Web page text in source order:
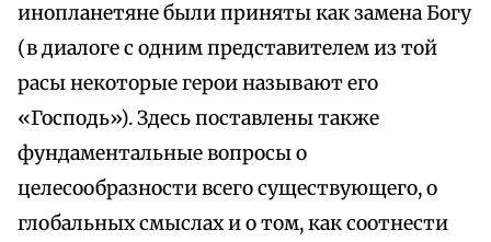
инопланетяне были приняты как замена Богу
(в диалоге с одним представителем из той
расы некоторые герои называют его
«Господь»). Здесь поставлены также
фундаментальные вопросы о
целесообразности всего существующего, о
глобальных смыслах и о том, как соотнести